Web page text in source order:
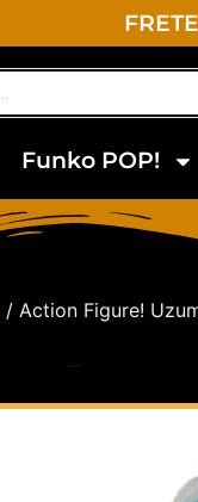
Funko POP!
/ Action Figure!